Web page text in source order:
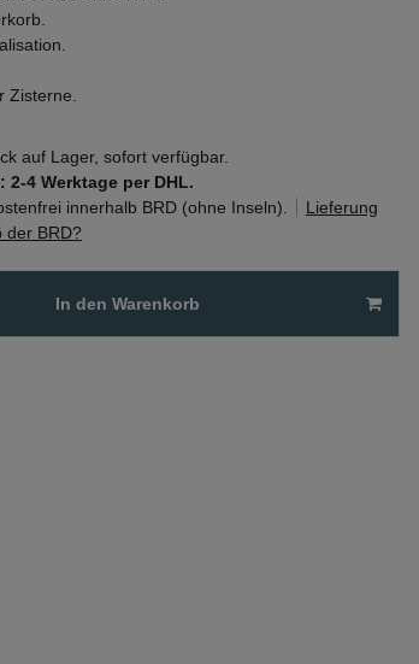
Zisterne.
auf Lager, sofort verfügbar.
2-4 Werktage per DHL.
innerhalb BRD (ohne Inseln).
Lieferung
der BRD?
In den Warenkorb